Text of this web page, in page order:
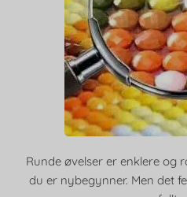
Runde øvelser er enklere og
du er nybegynner. Men det